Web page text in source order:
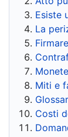
Esiste
La
Miti e
Costi